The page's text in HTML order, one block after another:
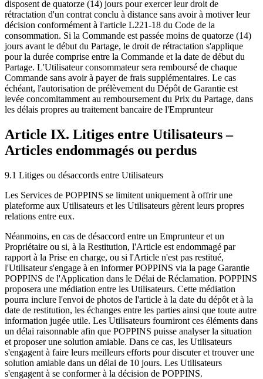
disposent de quatorze (14) jours pour exercer leur droit de
rétractation d'un contrat conclu à distance sans avoir à motiver leur
décision conformément à l'article L221-18 du Code de la
consommation. Si la Commande est passée moins de quatorze (14)
jours avant le début du Partage, le droit de rétractation s'applique
pour la durée comprise entre la Commande et la date de début du
Partage. L'Utilisateur consommateur sera remboursé de chaque
Commande sans avoir à payer de frais supplémentaires. Le cas
échéant, l'autorisation de prélèvement du Dépôt de Garantie est
levée concomitamment au remboursement du Prix du Partage, dans
les délais propres au traitement bancaire de l'Emprunteur
Article IX. Litiges entre Utilisateurs –
Articles endommagés ou perdus
9.1 Litiges ou désaccords entre Utilisateurs
Les Services de POPPINS se limitent uniquement à offrir une
plateforme aux Utilisateurs et les Utilisateurs gèrent leurs propres
relations entre eux.
Néanmoins, en cas de désaccord entre un Emprunteur et un
Propriétaire ou si, à la Restitution, l'Article est endommagé par
rapport à la Prise en charge, ou si l'Article n'est pas restitué,
l'Utilisateur s'engage à en informer POPPINS via la page Garantie
POPPINS de l'Application dans le Délai de Réclamation. POPPINS
proposera une médiation entre les Utilisateurs. Cette médiation
pourra inclure l'envoi de photos de l'article à la date du dépôt et à la
date de restitution, les échanges entre les parties ainsi que toute autre
information jugée utile. Les Utilisateurs fourniront ces éléments dans
un délai raisonnable afin que POPPINS puisse analyser la situation
et proposer une solution amiable. Dans ce cas, les Utilisateurs
s'engagent à faire leurs meilleurs efforts pour discuter et trouver une
solution amiable dans un délai de 10 jours. Les Utilisateurs
s'engagent à se conformer à la décision de POPPINS.